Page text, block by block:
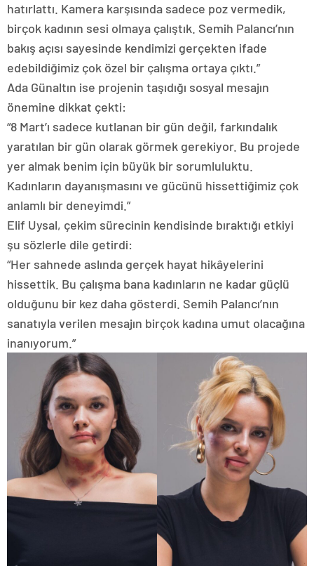
hatırlattı. Kamera karşısında sadece poz vermedik,
birçok kadının sesi olmaya çalıştık. Semih Palancı’nın
bakış açısı sayesinde kendimizi gerçekten ifade
edebildiğimiz çok özel bir çalışma ortaya çıktı.”
Ada Günaltın ise projenin taşıdığı sosyal mesajın
önemine dikkat çekti:
“8 Mart’ı sadece kutlanan bir gün değil, farkındalık
yaratılan bir gün olarak görmek gerekiyor. Bu projede
yer almak benim için büyük bir sorumluluktu.
Kadınların dayanışmasını ve gücünü hissettiğimiz çok
anlamlı bir deneyimdi.”
Elif Uysal, çekim sürecinin kendisinde bıraktığı etkiyi
şu sözlerle dile getirdi:
“Her sahnede aslında gerçek hayat hikâyelerini
hissettik. Bu çalışma bana kadınların ne kadar güçlü
olduğunu bir kez daha gösterdi. Semih Palancı’nın
sanatıyla verilen mesajın birçok kadına umut olacağına
inanıyorum.”